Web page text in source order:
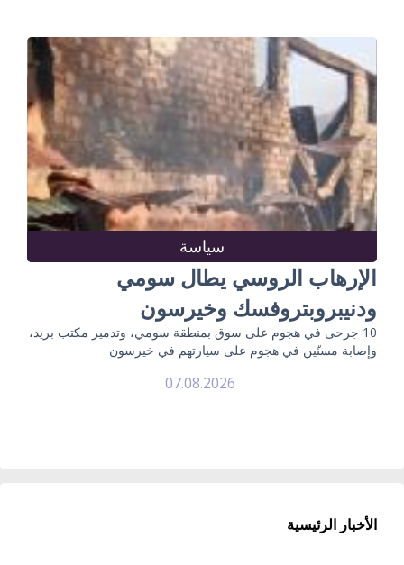
سياسة
الإرهاب الروسي يطال سومي
ودنيبروبتروفسك وخيرسون
10 جرحى في هجوم على سوق بمنطقة سومي، وتدمير مكتب بريد،
وإصابة مسنّين في هجوم على سيارتهم في خيرسون
07.08.2026
الأخبار الرئيسية